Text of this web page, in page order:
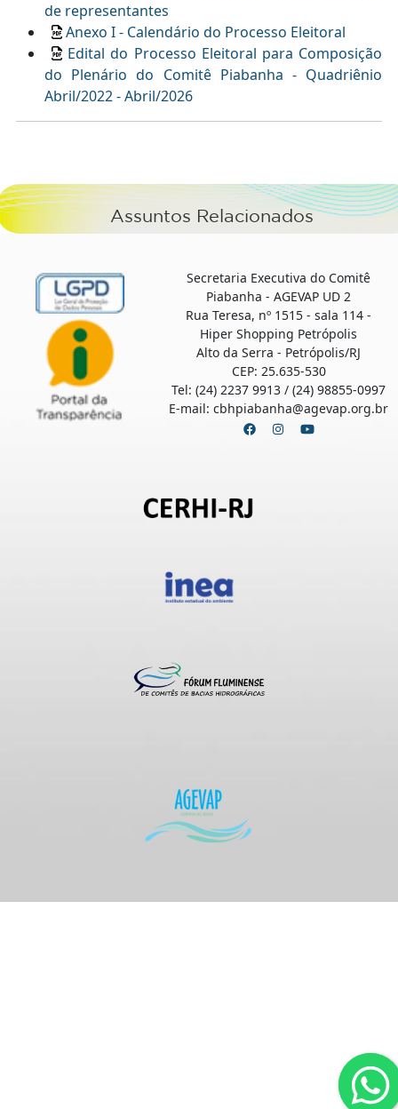
de representantes
Anexo I - Calendário do Processo Eleitoral
Edital do Processo Eleitoral para Composição
do Plenário do Comitê Piabanha - Quadriênio
Abril/2022 - Abril/2026
Assuntos Relacionados
Secretaria Executiva do Comitê
Piabanha - AGEVAP UD 2
Rua Teresa, nº 1515 - sala 114 -
Hiper Shopping Petrópolis
Alto da Serra - Petrópolis/RJ
CEP: 25.635-530
Tel: (24) 2237 9913 / (24) 98855-0997
E-mail: cbhpiabanha@agevap.org.br